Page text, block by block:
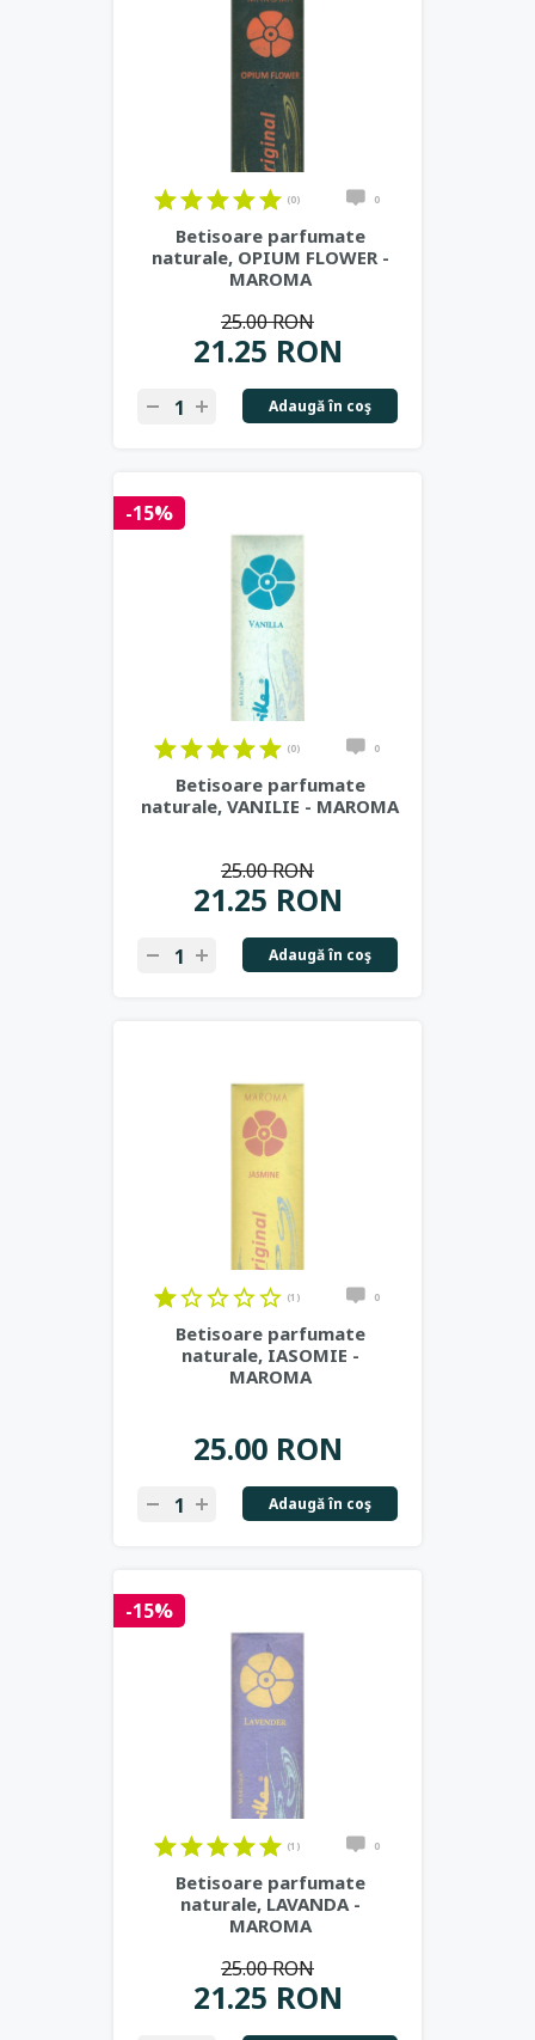
(0) 0
Betisoare parfumate
naturale, OPIUM FLOWER -
MAROMA
21.25 RON
25.00 RON
Adaugă în coş
-15%
(0) 0
Betisoare parfumate
naturale, VANILIE - MAROMA
21.25 RON
25.00 RON
Adaugă în coş
(1) 0
Betisoare parfumate
naturale, IASOMIE -
MAROMA
25.00 RON
Adaugă în coş
-15%
(1) 0
Betisoare parfumate
naturale, LAVANDA -
MAROMA
21.25 RON
25.00 RON